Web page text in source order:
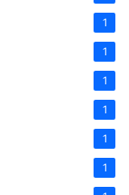
1
1
1
1
1
1